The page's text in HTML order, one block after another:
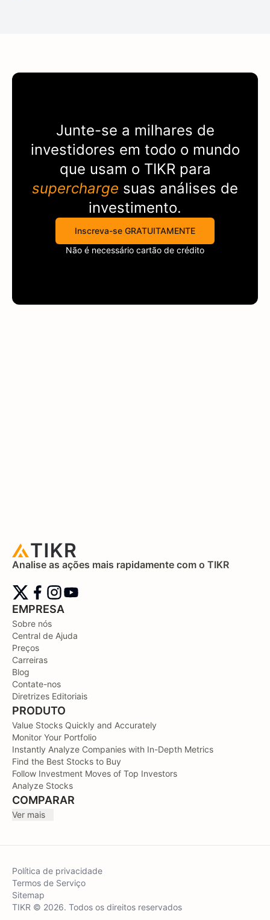
Junte-se a milhares de
investidores em todo o mundo
que usam o TIKRpara
supercharge suas análises de
investimento.
Inscreva-se GRATUITAMENTE
Não é necessário cartão de crédito
Analise as ações mais rapidamente com o TIKR
EMPRESA
Sobre nós
Central de Ajuda
Preços
Carreiras
Blog
Contate-nos
Diretrizes Editoriais
PRODUTO
Value Stocks Quickly and Accurately
Monitor Your Portfolio
Instantly Analyze Companies with In-Depth Metrics
Find the Best Stocks to Buy
Follow Investment Moves of Top Investors
Analyze Stocks
COMPARAR
Ver mais
Política de privacidade
Termos de Serviço
Sitemap
TIKR © 2026. Todos os direitos reservados